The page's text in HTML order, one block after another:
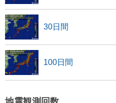
30日間
100日間